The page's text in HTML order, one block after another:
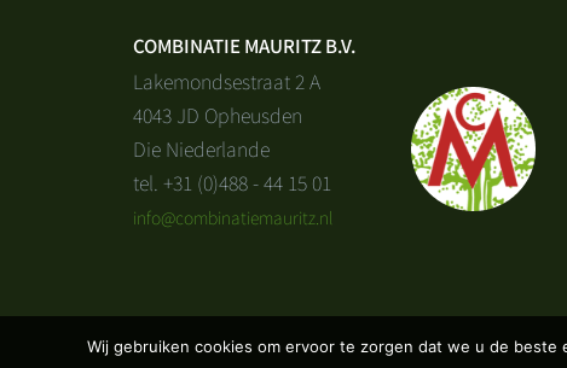
COMBINATIE MAURITZ B.V.
Lakemondsestraat 2 A
4043 JD Opheusden
Die Niederlande
tel. +31 (0)488 - 44 15 01
info@combinatiemauritz.nl
Wij gebruiken cookies om ervoor te zorgen dat we u de